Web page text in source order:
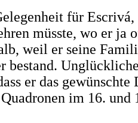
für
müsste, wo er
weil er seine
er das gewünschte
im 16. und